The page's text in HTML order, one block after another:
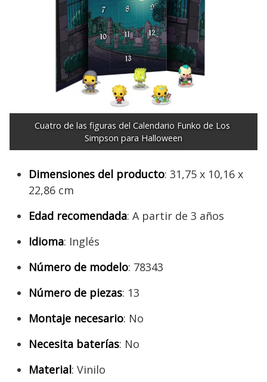
Cuatro de las figuras del Calendario Funko de Los
Simpson para Halloween
Dimensiones del producto: 31,75 x 10,16 x
22,86 cm
Edad recomendada: A partir de 3 años
Idioma: Inglés
Número de modelo: 78343
Número de piezas: 13
Montaje necesario: No
Necesita baterías: No
Material: Vinilo